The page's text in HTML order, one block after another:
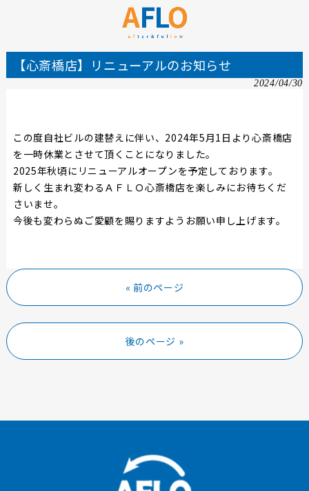
【心斎橋店】リニューアルのお知らせ
2024/04/30
この度自社ビルの建替えに伴い、2024年5月1日より心斎橋店
を一時休業とさせて頂くことになりました。
2025年秋頃にリニューアルオープンを予定しております。
新しく生まれ変わるＡＦＬＯ心斎橋店を楽しみにお待ちくだ
さいませ。
今後も変わらぬご愛顧を賜りますようお願い申し上げます。
« 前のページ
後のページ »